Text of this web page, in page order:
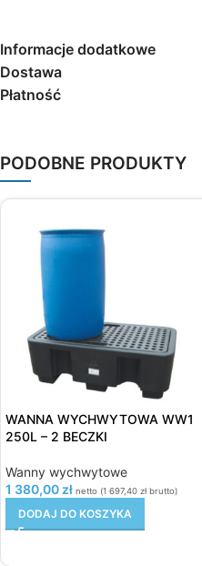
Informacje dodatkowe
Dostawa
Płatność
PODOBNE PRODUKTY
WANNA WYCHWYTOWA WW1
250L – 2 BECZKI
Wanny wychwytowe
1 380,00 zł netto (1 697,40 zł brutto)
DODAJ DO KOSZYKA